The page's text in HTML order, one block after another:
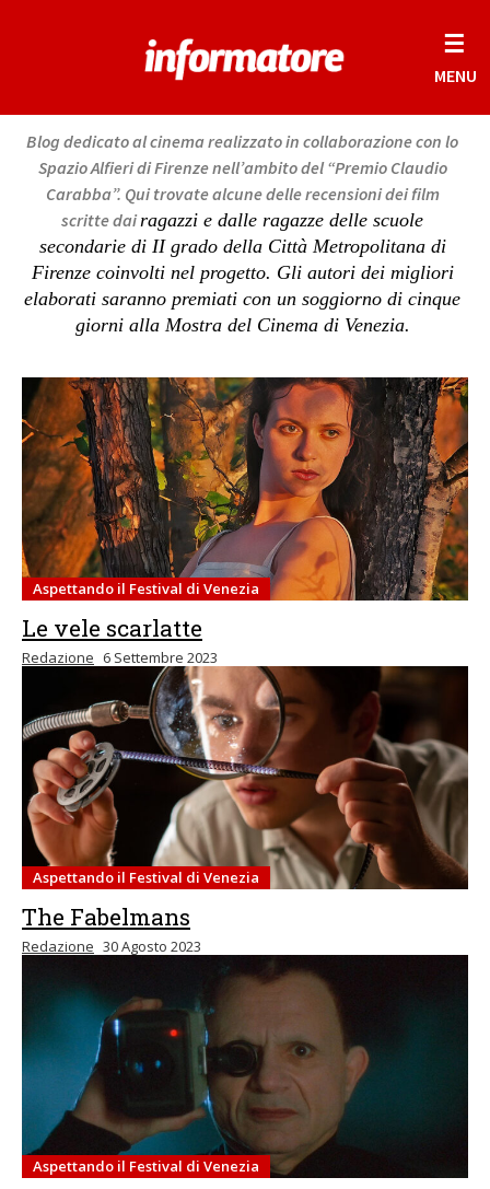
☰
MENU
Blog dedicato al cinema realizzato in collaborazione con lo
Spazio Alfieri di Firenze nell’ambito del “Premio Claudio
Carabba”. Qui trovate alcune delle recensioni dei film
scritte dairagazzi e dalle ragazze delle scuole
secondarie di II grado della Città Metropolitana di
Firenze coinvolti nel progetto. Gli autori dei migliori
elaborati saranno premiati con un soggiorno di cinque
giorni alla Mostra del Cinema di Venezia.
Aspettando il Festival di Venezia
Le vele scarlatte
Redazione 6 Settembre 2023
Aspettando il Festival di Venezia
The Fabelmans
Redazione 30 Agosto 2023
Aspettando il Festival di Venezia